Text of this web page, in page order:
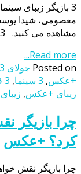
3 بازیگر زیبای
معصومی، شیدا
مشاهده می کنید. 3 بازیگر زیبای سینما در یک قاب! +عکس
Read more...
Posted on جولای 13, 2017
+عکس, 3 سینما , 3 قاب!
زیبای +عکس,
چرا بازیگر
کرد؟ +عکس
چرا بازیگر نقش